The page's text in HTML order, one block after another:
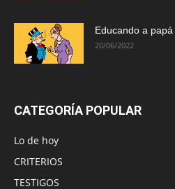
Educando a papá
20/06/2022
CATEGORÍA POPULAR
Lo de hoy
CRITERIOS
TESTIGOS